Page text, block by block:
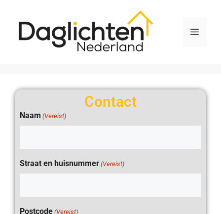
Contact
Naam (Vereist)
Straat en huisnummer (Vereist)
Postcode (Vereist)